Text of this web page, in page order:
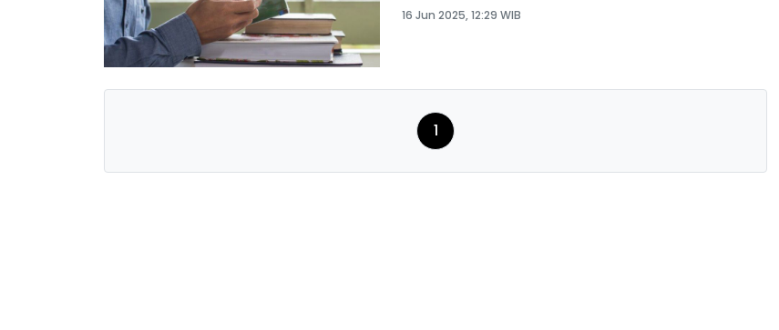
16 Jun 2025, 12:29 WIB
1